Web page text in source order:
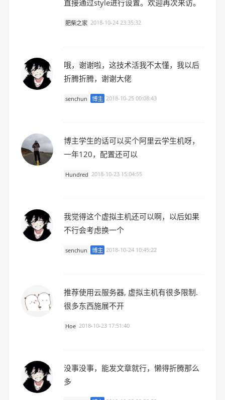
直接通过style进行设置。欢迎再次来访。
肥柴之家 2018-10-24 23:35:32
哦，谢谢啦，这技术活我不太懂，我以后
折腾折腾，谢谢大佬
senchun 博主 2018-10-25 00:08:43
博主学生的话可以买个阿里云学生机呀，
一年120，配置还可以
Hundred 2018-10-23 15:04:55
我觉得这个虚拟主机还可以啊，以后如果
不行会考虑换一个
senchun 博主 2018-10-24 10:45:22
推荐使用云服务器, 虚拟主机有很多限制.
很多东西施展不开
Hoe 2018-10-23 17:51:40
没事没事，能发文章就行，懒得折腾那么
多